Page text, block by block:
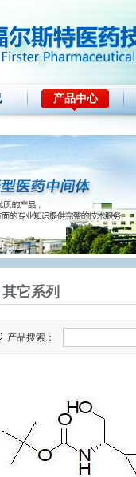
产品中心
其它系列
产品搜索：